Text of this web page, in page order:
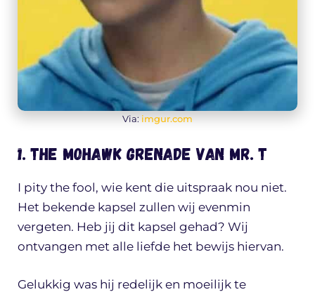
Via: imgur.com
1. The Mohawk Grenade van Mr. T
I pity the fool, wie kent die uitspraak nou niet.
Het bekende kapsel zullen wij evenmin
vergeten. Heb jij dit kapsel gehad? Wij
ontvangen met alle liefde het bewijs hiervan.
Gelukkig was hij redelijk en moeilijk te